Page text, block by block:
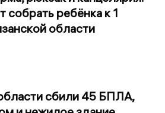
собрать ребёнка к 1
области
сбили 45 БПЛА,